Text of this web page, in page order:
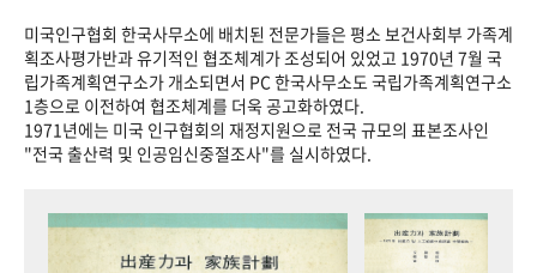
미국인구협회 한국사무소에 배치된 전문가들은 평소 보건사회부 가족계
획조사평가반과 유기적인 협조체계가 조성되어 있었고 1970년 7월 국
립가족계획연구소가 개소되면서 PC 한국사무소도 국립가족계획연구소
1층으로 이전하여 협조체계를 더욱 공고화하였다.
1971년에는 미국 인구협회의 재정지원으로 전국 규모의 표본조사인
"전국 출산력 및 인공임신중절조사"를 실시하였다.